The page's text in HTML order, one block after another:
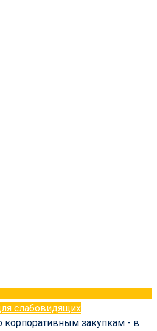
слабовидящих
корпоративным закупкам - в